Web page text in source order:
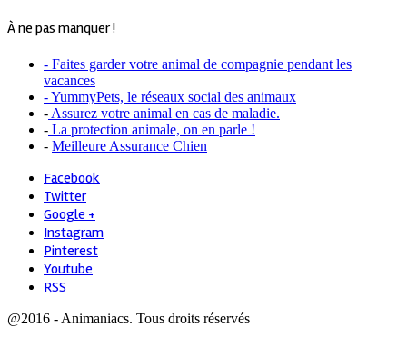
À ne pas manquer !
- Faites garder votre animal de compagnie pendant les
vacances
- YummyPets, le réseaux social des animaux
- Assurez votre animal en cas de maladie.
- La protection animale, on en parle !
- Meilleure Assurance Chien
Facebook
Twitter
Google +
Instagram
Pinterest
Youtube
RSS
@2016 - Animaniacs. Tous droits réservés